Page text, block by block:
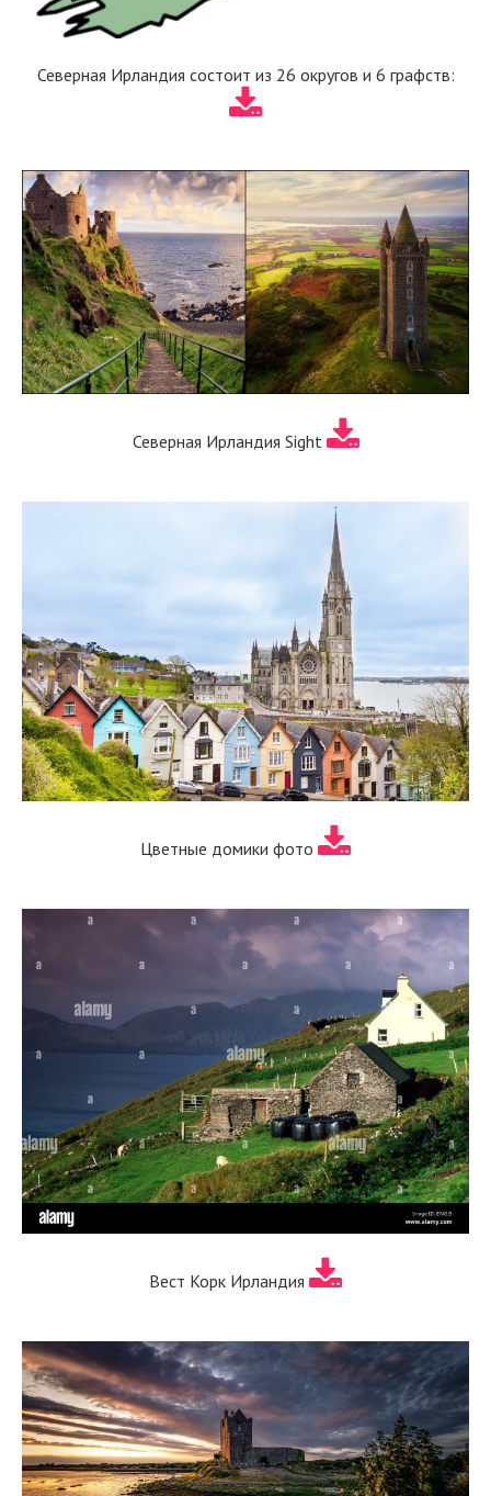
Северная Ирландия состоит из 26 округов и 6 графств:
Северная Ирландия Sight
Цветные домики фото
Вест Корк Ирландия